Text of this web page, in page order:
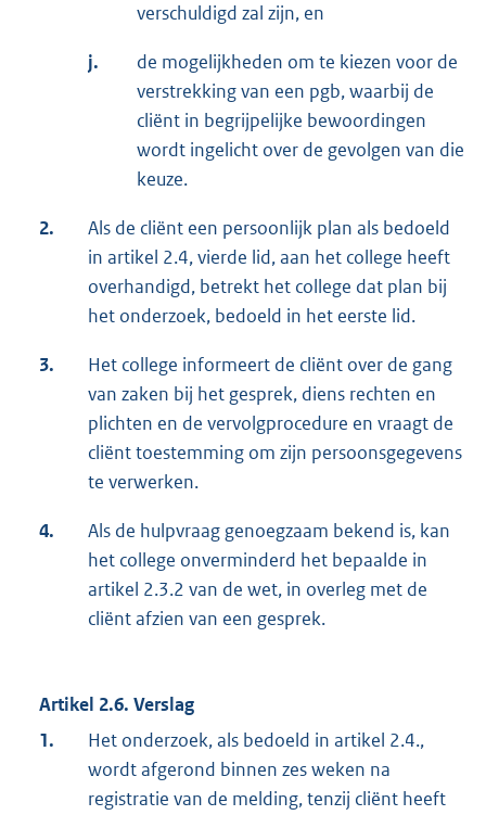
verschuldigd zal zijn, en
j.
de mogelijkheden om te kiezen voor de
verstrekking van een pgb, waarbij de
cliënt in begrijpelijke bewoordingen
wordt ingelicht over de gevolgen van die
keuze.
2.
Als de cliënt een persoonlijk plan als bedoeld
in artikel 2.4, vierde lid, aan het college heeft
overhandigd, betrekt het college dat plan bij
het onderzoek, bedoeld in het eerste lid.
3.
Het college informeert de cliënt over de gang
van zaken bij het gesprek, diens rechten en
plichten en de vervolgprocedure en vraagt de
cliënt toestemming om zijn persoonsgegevens
te verwerken.
4.
Als de hulpvraag genoegzaam bekend is, kan
het college onverminderd het bepaalde in
artikel 2.3.2 van de wet, in overleg met de
cliënt afzien van een gesprek.
Artikel 2.6. Verslag
1.
Het onderzoek, als bedoeld in artikel 2.4.,
wordt afgerond binnen zes weken na
registratie van de melding, tenzij cliënt heeft